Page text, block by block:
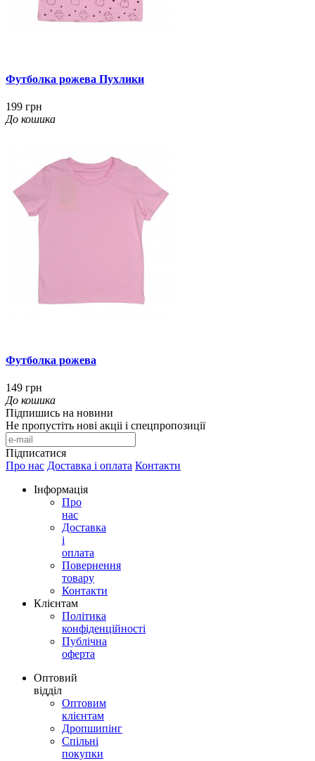
Футболка рожева Пухлики
199 грн
До кошика
Футболка рожева
149 грн
До кошика
Підпишись на новини
Не пропустіть нові акціі і спецпропозиції
Підписатися
Про нас Доставка і оплата Контакти
Інформація
Про
нас
Доставка
і
оплата
Повернення
товару
Контакти
Клієнтам
Політика
конфіденційності
Публічна
оферта
Оптовий
відділ
Оптовим
клієнтам
Дропшипінг
Спільні
покупки